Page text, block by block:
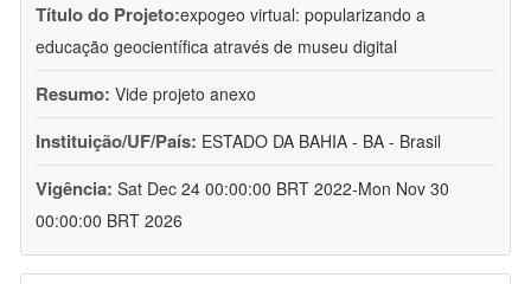
Título do Projeto:expogeo virtual: popularizando a
educação geocientífica através de museu digital
Resumo: Vide projeto anexo
Instituição/UF/País: ESTADO DA BAHIA - BA - Brasil
Vigência: Sat Dec 24 00:00:00 BRT 2022-Mon Nov 30
00:00:00 BRT 2026